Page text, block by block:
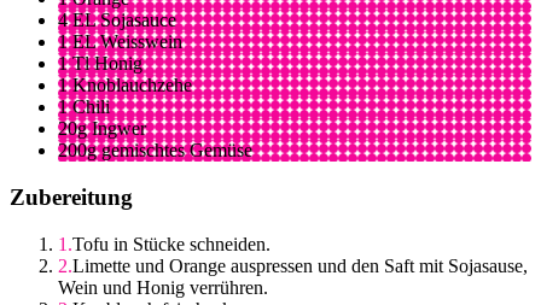
4 EL Sojasauce
1 EL Weisswein
1 Tl Honig
1 Knoblauchzehe
1 Chili
20g Ingwer
200g gemischtes Gemüse
Zubereitung
Tofu in Stücke schneiden.
Limette und Orange auspressen und den Saft mit Sojasause,
Wein und Honig verrühren.